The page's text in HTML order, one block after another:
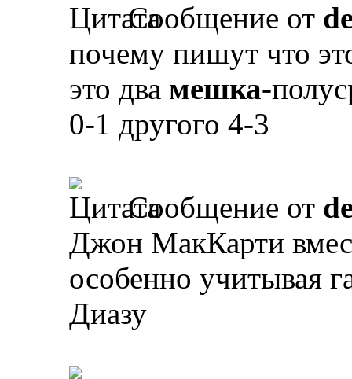
Сообщение от
почему пишут что
это два мешка-
0-1 другого 4-3
Сообщение от
Джон МакКарти
особенно учитывая
Диазу